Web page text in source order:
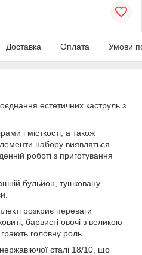
Доставка Оплата Умови
естетичних каструль з
і місткості, а також
набору виявляться
роботі з приготування
бульйон, тушковану
розкриє переваги
барвисті овочі з великою
грають головну роль.
сталі 18/10, що